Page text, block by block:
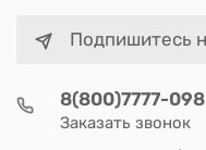
Подпишитесь
8(800)7777-098
Заказать звонок